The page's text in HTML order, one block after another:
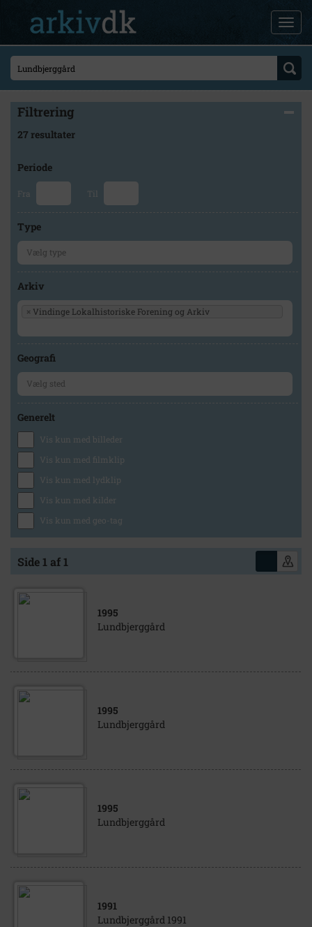
Filtrering
27 resultater
Periode
Fra Til
Type
Arkiv
× Vindinge Lokalhistoriske Forening og Arkiv
Geografi
Generelt
Vis kun med billeder
Vis kun med filmklip
Vis kun med lydklip
Vis kun med kilder
Vis kun med geo-tag
Side 1 af 1
1995
Lundbjerggård
1995
Lundbjerggård
1995
Lundbjerggård
1991
Lundbjerggård 1991